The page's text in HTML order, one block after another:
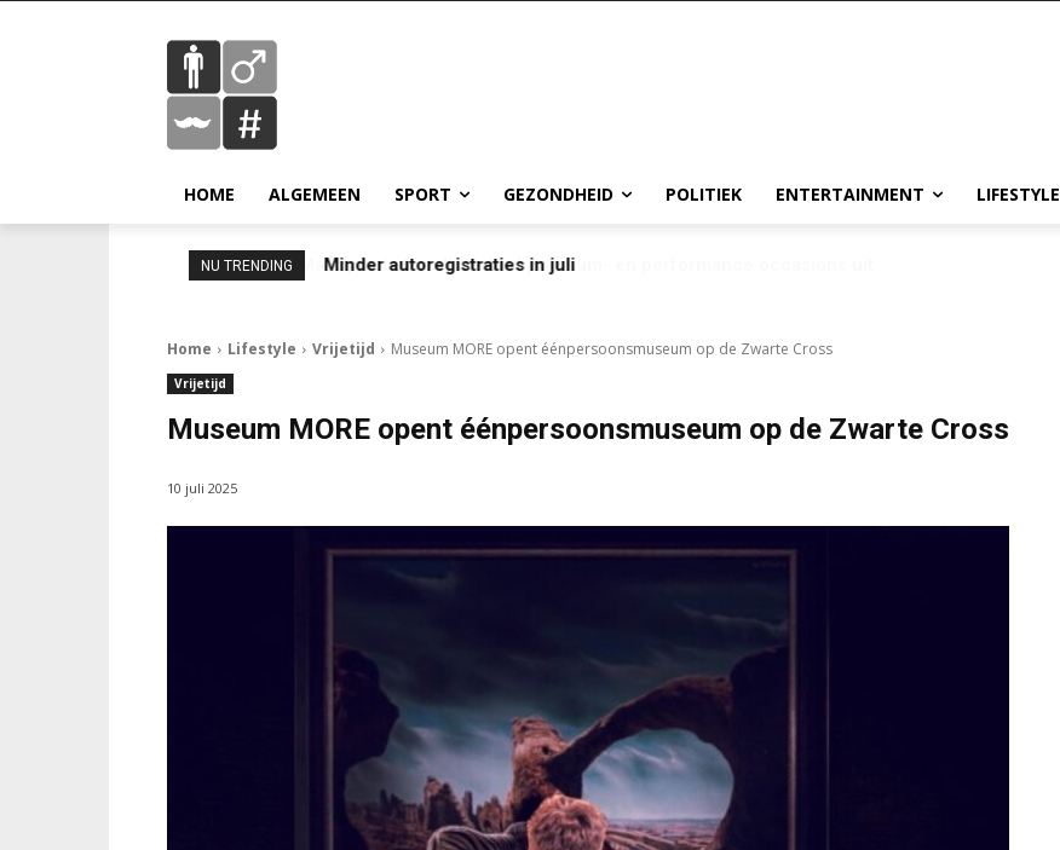
HOME ALGEMEEN SPORT GEZONDHEID POLITIEK ENTERTAINMENT LIFESTYLE
NU TRENDING Minder autoregistraties in juli
Home Lifestyle Vrijetijd Museum MORE opent éénpersoonsmuseum op de Zwarte Cross
Vrijetijd
Museum MORE opent éénpersoonsmuseum op de Zwarte Cross
10 juli 2025